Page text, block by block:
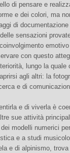
di pensare e
e dei colori, ma
di
sensazioni
con questo
lungo la
agli altri: la
e di
e di viverla è
sue attività
modelli numerici
e a studi
e di alpinismo,